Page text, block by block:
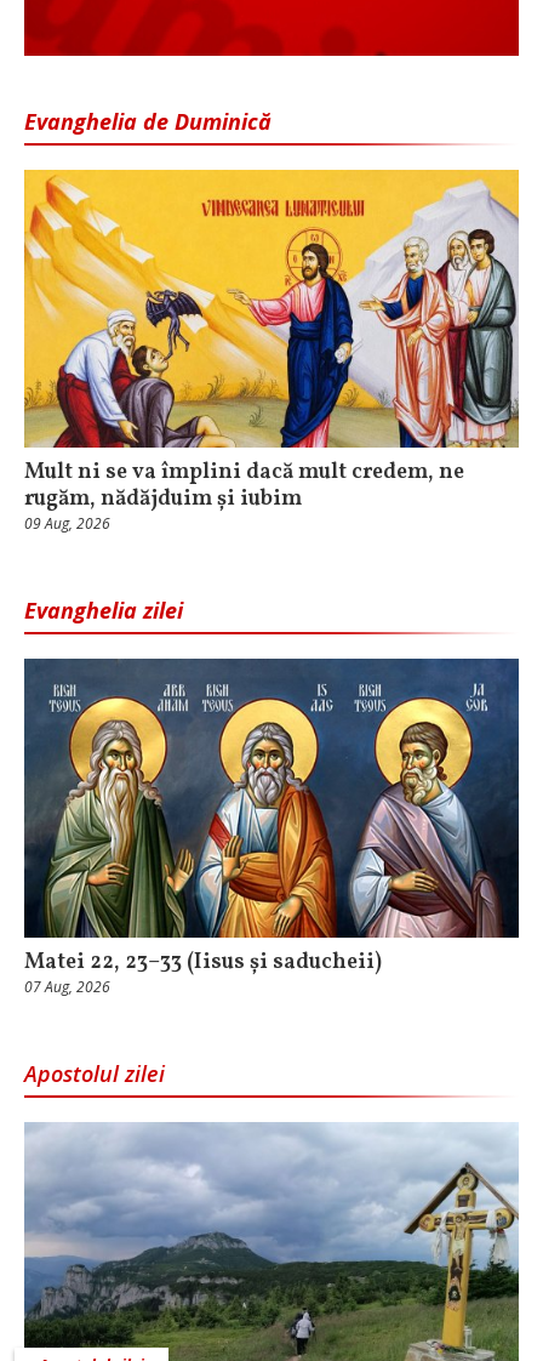
Evanghelia de Duminică
Mult ni se va împlini dacă mult credem, ne
rugăm, nădăjduim și iubim
09 Aug, 2026
Evanghelia zilei
Matei 22, 23–33 (Iisus și saducheii)
07 Aug, 2026
Apostolul zilei